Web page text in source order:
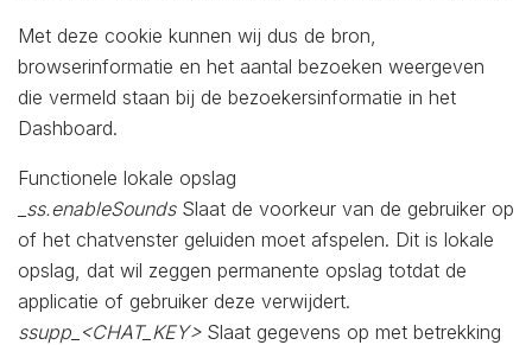
Met deze cookie kunnen wij dus de bron,
browserinformatie en het aantal bezoeken weergeven
die vermeld staan ​​bij de bezoekersinformatie in het
Dashboard.
Functionele lokale opslag
_ss.enableSoundsSlaat de voorkeur van de gebruiker op
of het chatvenster geluiden moet afspelen. Dit is lokale
opslag, dat wil zeggen permanente opslag totdat de
applicatie of gebruiker deze verwijdert.
ssupp_<CHAT_KEY>Slaat gegevens op met betrekking